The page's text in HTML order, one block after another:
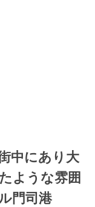
中にあり大
ような雰囲
門司港